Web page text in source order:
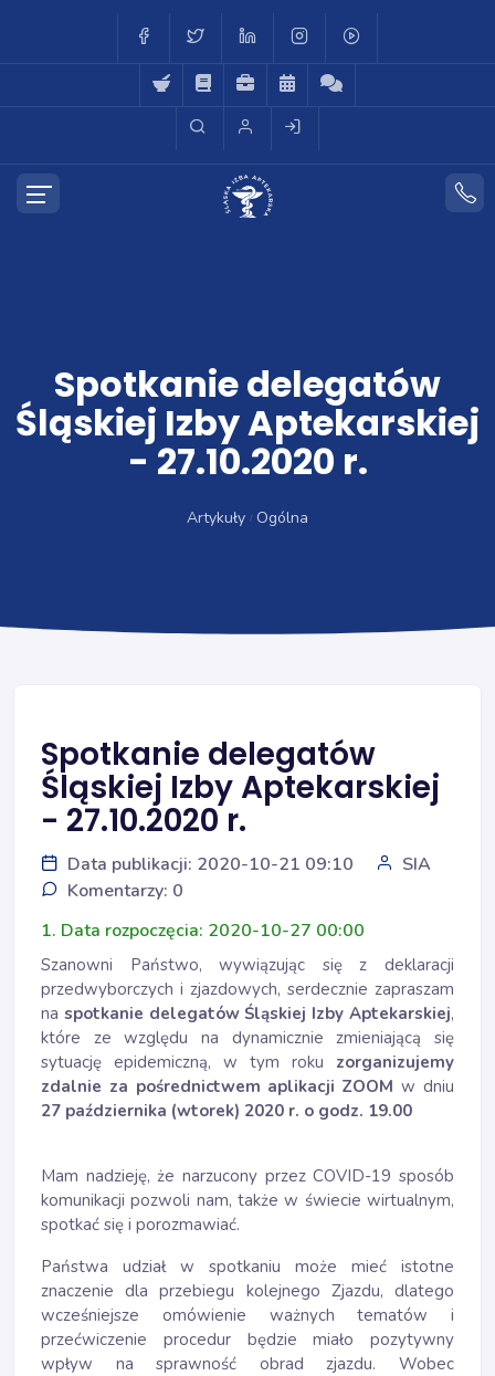
Spotkanie delegatów
Śląskiej Izby Aptekarskiej
- 27.10.2020 r.
Artykuły Ogólna
Spotkanie delegatów
Śląskiej Izby Aptekarskiej
- 27.10.2020 r.
Data publikacji: 2020-10-21 09:10
SIA
Komentarzy: 0
1. Data rozpoczęcia: 2020-10-27 00:00
Szanowni Państwo, wywiązując się z deklaracji
przedwyborczych i zjazdowych, serdecznie zapraszam
na spotkanie delegatów Śląskiej Izby Aptekarskiej,
które ze względu na dynamicznie zmieniającą się
sytuację epidemiczną, w tym roku zorganizujemy
zdalnie za pośrednictwem aplikacji ZOOM w dniu
27 października (wtorek) 2020 r. o godz. 19.00
Mam nadzieję, że narzucony przez COVID-19 sposób
komunikacji pozwoli nam, także w świecie wirtualnym,
spotkać się i porozmawiać.
Państwa udział w spotkaniu może mieć istotne
znaczenie dla przebiegu kolejnego Zjazdu, dlatego
wcześniejsze omówienie ważnych tematów i
przećwiczenie procedur będzie miało pozytywny
wpływ na sprawność obrad zjazdu. Wobec